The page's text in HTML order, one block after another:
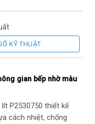
KỸ THUẬT
gian bếp nhờ màu
P2530750 thiết kế
cách nhiệt, chống